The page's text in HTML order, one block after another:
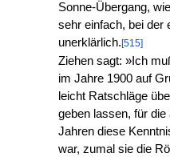
Sonne-Übergang,
sehr einfach, bei der
unerklärlich.[515]
Ziehen sagt: »Ich
im Jahre 1900 auf
leicht Ratschläge
geben lassen, für
Jahren diese
war, zumal sie die